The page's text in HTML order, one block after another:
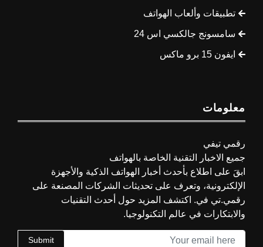
تطبيقات وألعاب الهواتف
سامسونج جالكسي اس 24
ايفون 15 برو ماكس
معلومات
رقمي تيفي
جميع الاخبار التقنية الخاصة بالهواتف
ابقَ على اطلاع بأحدث أخبار الهواتف الذكية والأجهزة
الإلكترونية، وتعرف على تحديثات الشركات المصنعة على
رقمي.تي في. اكتشف المزيد حول أحدث التقنيات
والابتكارات في عالم التكنولوجيا.
Submit